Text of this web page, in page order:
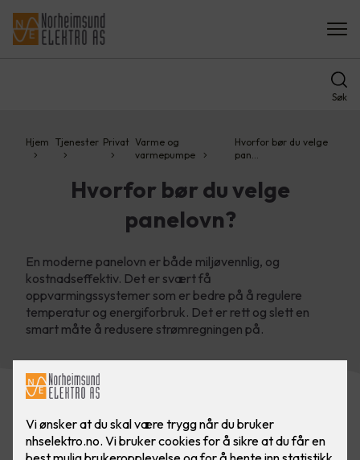
Søk
Hjem Tjenester Privat Varme og
varmepumpe
Hvorfor bør du velge
pan…
Hvorfor bør du velge
panelovn?
En moderne panelovn er både miljøvennlig, og
kostnadseffektiv. Det er svært få
oppvarmingssystemer som er bedre på å regulere
temperatur og energiforbruk. Det er rett og slett en
smart måte å redusere strømregningen på.